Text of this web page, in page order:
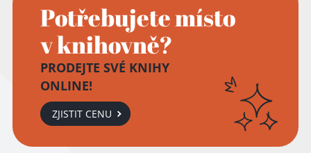
Potřebujete místo
v knihovně?
PRODEJTE SVÉ KNIHY
ONLINE!
ZJISTIT CENU